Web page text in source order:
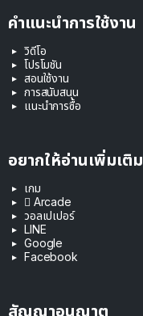
คำแนะนำการใช้งาน
วิดีโอ
โปรโมชัน
สอนใช้งาน
การสนับสนุน
แนะนำการซื้อ
อยากให้อ่านเพิ่มเติม
เกม
 Arcade
วอลเปเปอร์
LINE
Google
Facebook
สัญญาอนุญาต